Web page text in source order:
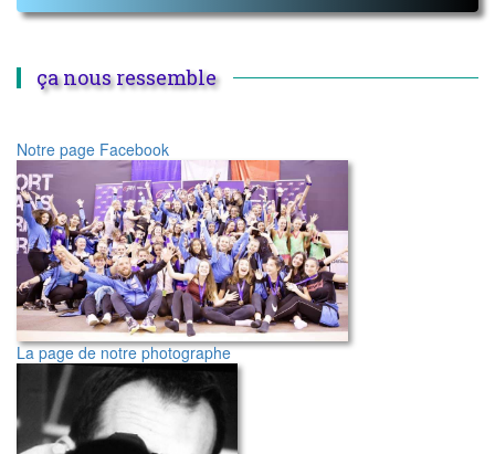
ça nous ressemble
Notre page Facebook
La page de notre photographe